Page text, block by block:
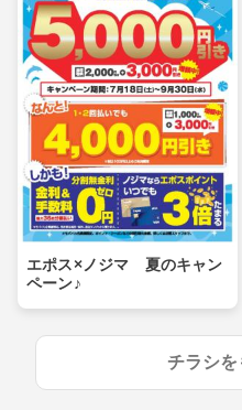
エポス×ノジマ 夏のキャン
ペーン♪
チラシ